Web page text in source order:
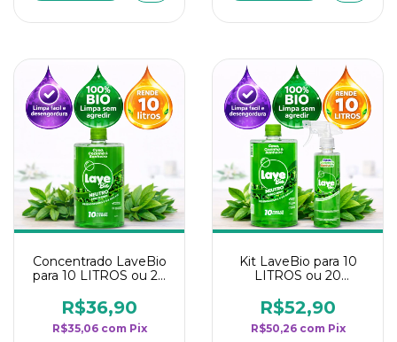
Concentrado LaveBio
para 10 LITROS ou 20
rendimento da
categoria - Neutro
R$36,90
R$35,06 com Pix
Kit LaveBio para 10
LITROS ou 20
rendimento da
categoria - Neutro
R$52,90
R$50,26 com Pix